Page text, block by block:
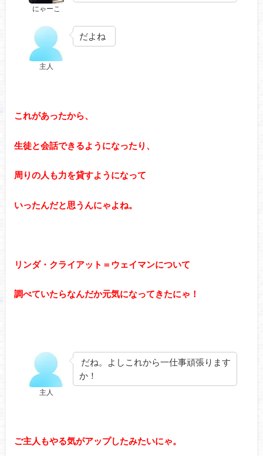
にゃーこ
主人
だよね
これがあったから、
生徒と会話できるようになったり、
周りの人も力を貸すようになって
いったんだと思うんにゃよね。
リンダ・クライアット＝ウェイマンについて
調べていたらなんだか元気になってきたにゃ！
主人
だね。よしこれから一仕事頑張ります
か！
ご主人もやる気がアップしたみたいにゃ。